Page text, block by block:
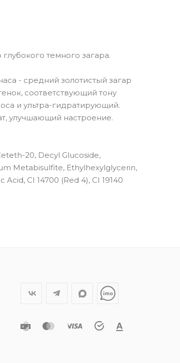
темного загара.
- средний золотистый загар
соответствующий тону
и ультра-гидратирующий.
улучшающий настроение.
20, Decyl Glucoside,
Metabisulfite, Ethylhexylglycerin,
CI 14700 (Red 4), CI 19140